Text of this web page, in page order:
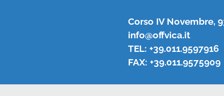
Corso IV Novembre,
info@offvica.it
TEL: +39.011.9597916
FAX: +39.011.9575909